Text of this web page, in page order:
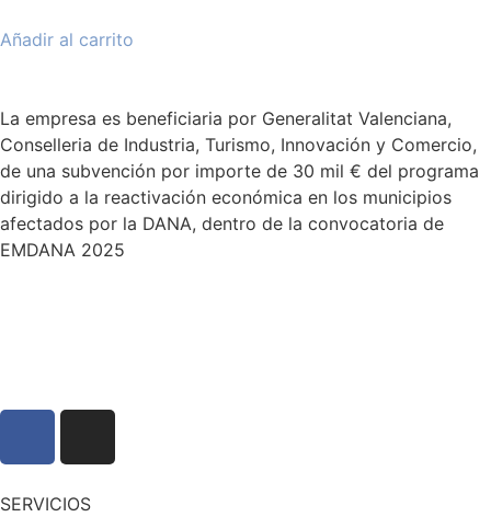
Añadir al carrito
La empresa es beneficiaria por Generalitat Valenciana,
Conselleria de Industria, Turismo, Innovación y Comercio,
de una subvención por importe de 30 mil € del programa
dirigido a la reactivación económica en los municipios
afectados por la DANA, dentro de la convocatoria de
EMDANA 2025
SERVICIOS